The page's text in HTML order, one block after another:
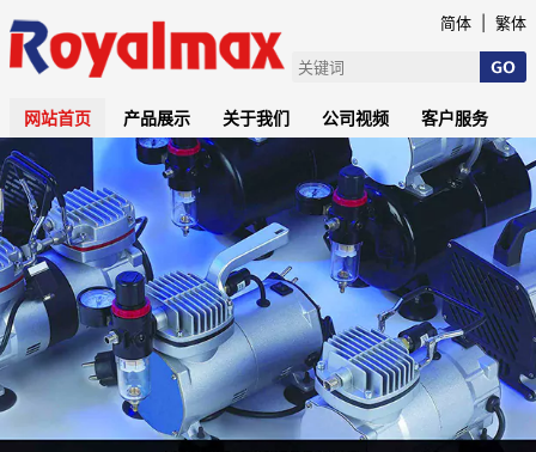
简体 繁体
网站首页 产品展示 关于我们 公司视频 客户服务
新闻中心 联系我们 ENGLISH